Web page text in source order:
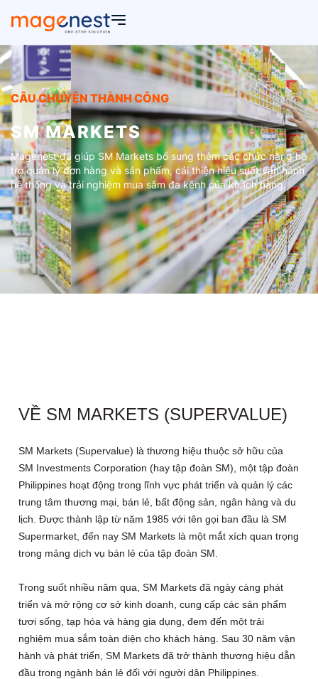
CÂU CHUYỆN THÀNH CÔNG
SM MARKETS
Magenest đã giúp SM Markets bổ sung thêm các chức năng hỗ
trợ quản lý đơn hàng và sản phẩm, cải thiện hiệu suất vận hành
hệ thống và trải nghiệm mua sắm đa kênh của khách hàng.
VỀ SM MARKETS (SUPERVALUE)
SM Markets (Supervalue) là thương hiệu thuộc sở hữu của
SM Investments Corporation (hay tập đoàn SM), một tập đoàn
Philippines hoạt động trong lĩnh vực phát triển và quản lý các
trung tâm thương mại, bán lẻ, bất động sản, ngân hàng và du
lịch. Được thành lập từ năm 1985 với tên gọi ban đầu là SM
Supermarket, đến nay SM Markets là một mắt xích quan trọng
trong mảng dịch vụ bán lẻ của tập đoàn SM.
Trong suốt nhiều năm qua, SM Markets đã ngày càng phát
triển và mở rộng cơ sở kinh doanh, cung cấp các sản phẩm
tươi sống, tạp hóa và hàng gia dụng, đem đến một trải
nghiệm mua sắm toàn diện cho khách hàng. Sau 30 năm vận
hành và phát triển, SM Markets đã trở thành thương hiệu dẫn
đầu trong ngành bán lẻ đối với người dân Philippines.